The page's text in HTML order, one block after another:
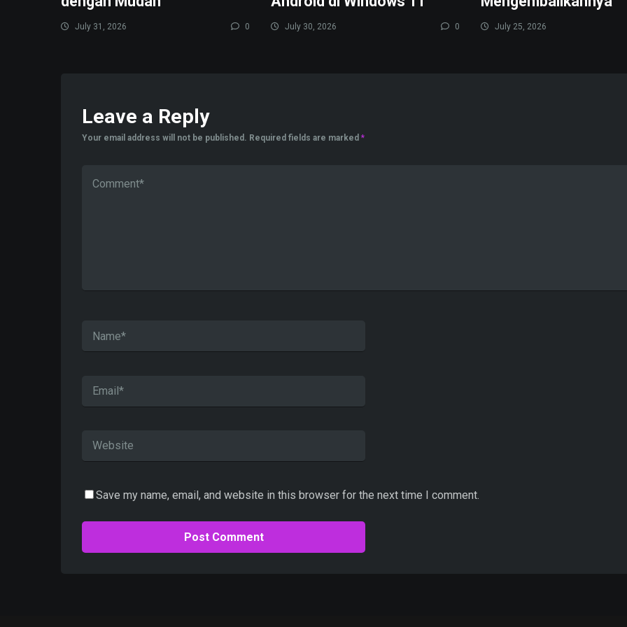
July 31, 2026 0 July 30, 2026 0 July 25, 2026
Leave a Reply
Your email address will not be published. Required fields are marked *
Save my name, email, and website in this browser for the next time I comment.